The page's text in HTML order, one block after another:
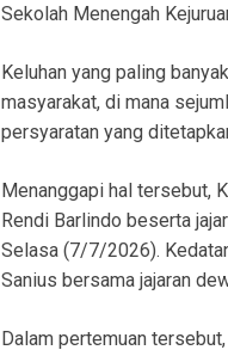
Sekolah Menengah
Keluhan yang paling
masyarakat, di mana
persyaratan yang
Menanggapi hal tersebut,
Rendi Barlindo beserta
Selasa (7/7/2026).
Sanius bersama jajaran
Dalam pertemuan